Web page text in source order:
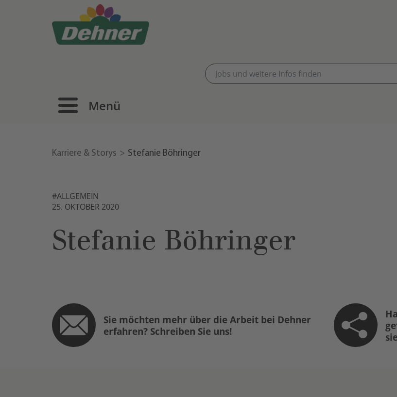
Menü
Karriere & Storys Stefanie Böhringer
#ALLGEMEIN
25. OKTOBER 2020
Stefanie Böhringer
Sie möchten mehr über die Arbeit bei Dehner
erfahren? Schreiben Sie uns!